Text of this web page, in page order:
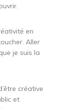
en
Aller
je suis la
créative
et